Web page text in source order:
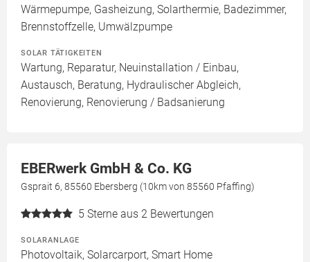
Wärmepumpe, Gasheizung, Solarthermie, Badezimmer,
Brennstoffzelle, Umwälzpumpe
SOLAR TÄTIGKEITEN
Wartung, Reparatur, Neuinstallation / Einbau,
Austausch, Beratung, Hydraulischer Abgleich,
Renovierung, Renovierung / Badsanierung
EBERwerk GmbH & Co. KG
Gsprait 6, 85560 Ebersberg (10km von 85560 Pfaffing)
5 Sterne aus 2 Bewertungen
SOLARANLAGE
Photovoltaik, Solarcarport, Smart Home